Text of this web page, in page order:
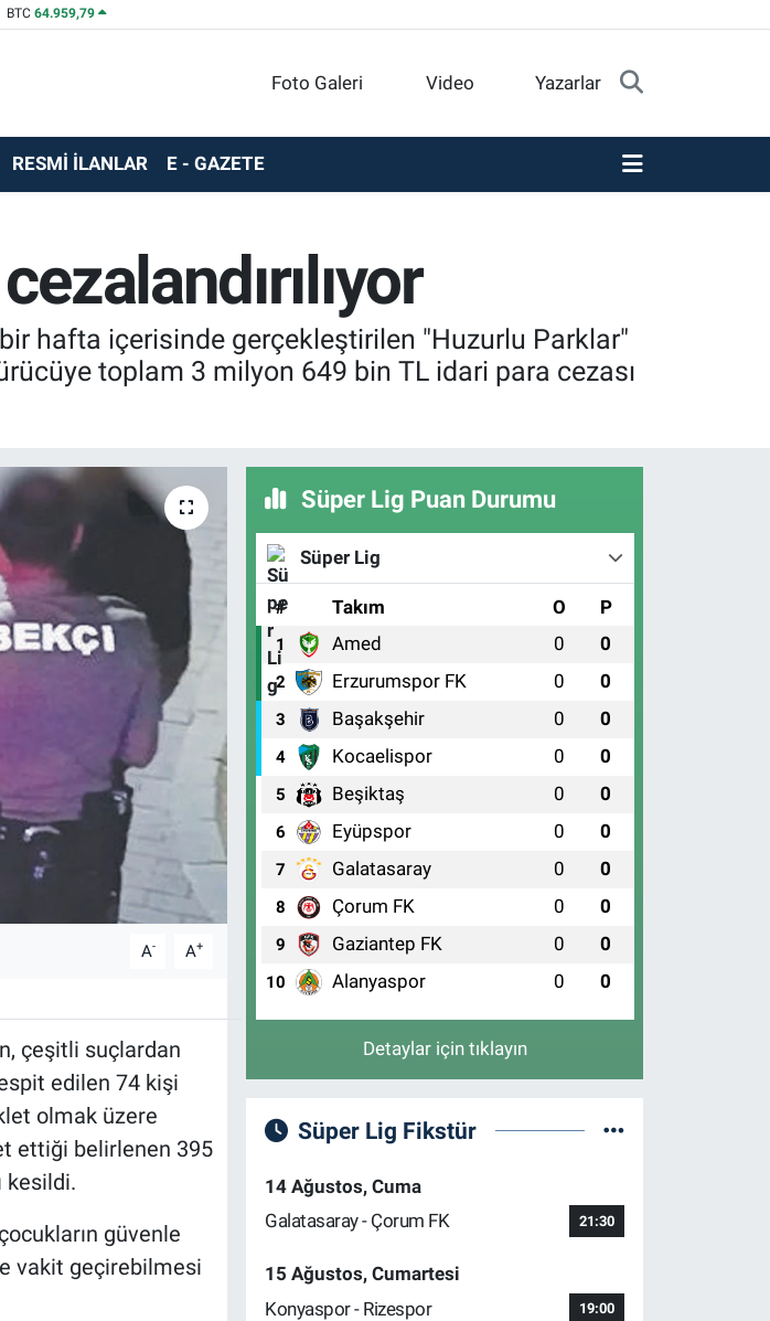
BTC 64.959,79
Foto Galeri Video Yazarlar
RESMİ İLANLAR E - GAZETE
hafta içerisinde gerçekleştirilen "Huzurlu Parklar"
toplam 3 milyon 649 bin TL idari para cezası
A- A+
çeşitli suçlardan
edilen 74 kişi
olmak üzere
ettiği belirlenen 395
kesildi.
güvenle
vakit geçirebilmesi
Süper Lig Puan Durumu
Süper Lig
# Takım O P
1 Amed 0 0
2 Erzurumspor FK 0 0
3 Başakşehir 0 0
4 Kocaelispor 0 0
5 Beşiktaş 0 0
6 Eyüpspor 0 0
7 Galatasaray 0 0
8 Çorum FK 0 0
9 Gaziantep FK 0 0
10 Alanyaspor 0 0
Detaylar için tıklayın
Süper Lig Fikstür
14 Ağustos, Cuma
Galatasaray - Çorum FK
21:30
15 Ağustos, Cumartesi
Konyaspor - Rizespor
19:00